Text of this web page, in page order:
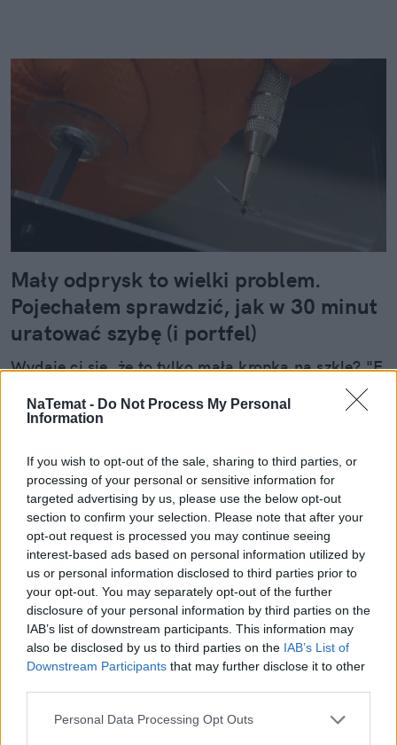
NaTemat - Do Not Process My Personal
Information
If you wish to opt-out of the sale, sharing to third parties, or
processing of your personal or sensitive information for
targeted advertising by us, please use the below opt-out
section to confirm your selection. Please note that after your
opt-out request is processed you may continue seeing
interest-based ads based on personal information utilized by
us or personal information disclosed to third parties prior to
your opt-out. You may separately opt-out of the further
disclosure of your personal information by third parties on the
IAB’s list of downstream participants. This information may
also be disclosed by us to third parties on the IAB’s List of
Downstream Participants that may further disclose it to other
Personal Data Processing Opt Outs
Mały odprysk to wielki problem.
Pojechałem sprawdzić, jak w 30 minut
uratować szybę (i portfel)
Wydaje ci się, że to tylko mała kropka na szkle? "E
tam, nie widać, pojeżdżę tak jeszcze sezon" – myśli
wielu z nas. Sam tak kiedyś myślałem, dopóki nie
mały odprysk na szybie to tykająca bomba. Gdy
wjedziesz w dziurę albo trafi cię nagła zmiana
temperatury, "pajączek" pójdzie dalej i zamiast
taniej naprawy, czeka cię kosztowna wymiana
szyby. Wybrałem się do serwisu Autoglass®, żeby
na własne oczy zobaczyć, jak profesjonaliści radzą
sobie z takimi uszkodzeniami.
Czytaj całość
REKLAMA